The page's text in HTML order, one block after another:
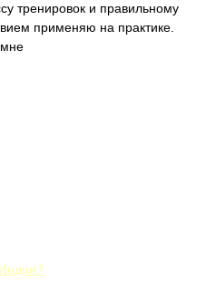
тренировок и правильному
применяю на практике.